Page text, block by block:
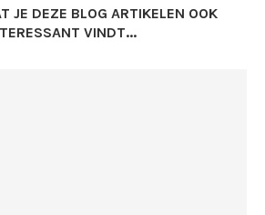
JE DEZE BLOG ARTIKELEN OOK
VINDT...